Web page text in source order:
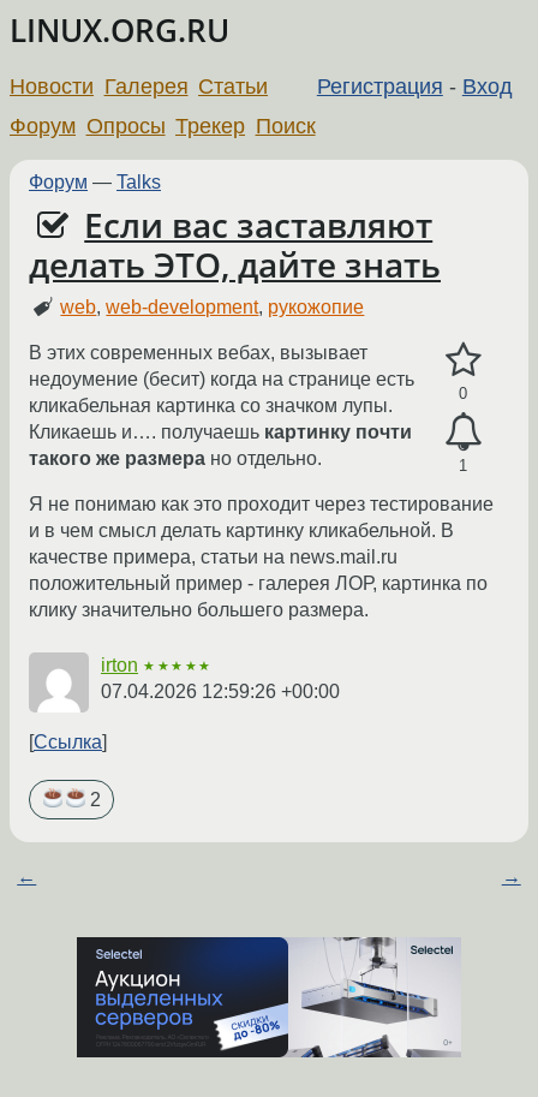
LINUX.ORG.RU
Регистрация - Вход
Новости Галерея Статьи
Форум Опросы Трекер Поиск
Форум — Talks
Если вас заставляют
делать ЭТО, дайте знать
web,web-development, рукожопие
0
1
В этих современных вебах, вызывает
недоумение (бесит) когда на странице есть
кликабельная картинка со значком лупы.
Кликаешь и…. получаешь картинку почти
такого же размера но отдельно.
Я не понимаю как это проходит через тестирование
и в чем смысл делать картинку кликабельной. В
качестве примера, статьи на news.mail.ru
положительный пример - галерея ЛОР, картинка по
клику значительно большего размера.
irton ★★★★★
07.04.2026 12:59:26 +00:00
Ссылка
2
← →